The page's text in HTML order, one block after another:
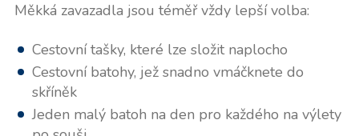
Měkká zavazadla jsou téměř vždy lepší volba:
Cestovní tašky, které lze složit naplocho
Cestovní batohy, jež snadno vmáčknete do
skříněk
Jeden malý batoh na den pro každého na výlety